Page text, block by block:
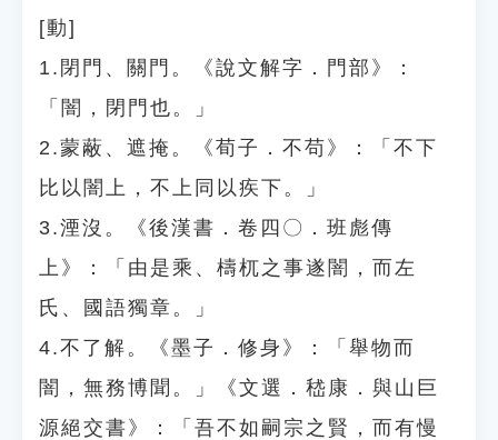
[動]
1.閉門、關門。《說文解字．門部》：
「闇，閉門也。」
2.蒙蔽、遮掩。《荀子．不苟》：「不下
比以闇上，不上同以疾下。」
3.湮沒。《後漢書．卷四〇．班彪傳
上》：「由是乘、檮杌之事遂闇，而左
氏、國語獨章。」
4.不了解。《墨子．修身》：「舉物而
闇，無務博聞。」《文選．嵇康．與山巨
源絕交書》：「吾不如嗣宗之賢，而有慢